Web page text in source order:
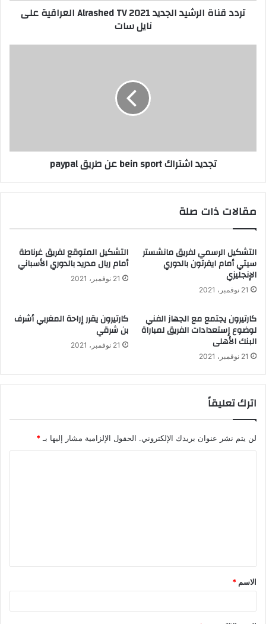
تردد قناة الرشيد الجديد 2021 Alrashed TV العراقية على
نايل سات
تجديد اشتراك bein sport عن طريق paypal
مقالات ذات صلة
التشكيل الرسمي لفريق مانشستر
سيتي أمام ايفرتون بالدوري
الإنجليزي
21 نوفمبر، 2021
التشكيل المتوقع لفريق غرناطة
أمام ريال مدريد بالدوري الأسباني
21 نوفمبر، 2021
كارتيرون يجتمع مع الجهاز الفني
لوضوع إستعدادات الفريق لمباراة
البنك الأهلى
21 نوفمبر، 2021
كارتيرون يقرر إراحة المغربي أشرف
بن شرقي
21 نوفمبر، 2021
اترك تعليقاً
لن يتم نشر عنوان بريدك الإلكتروني. الحقول الإلزامية مشار إليها بـ *
ق
*
الاسم *